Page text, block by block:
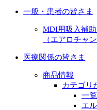
一般・患者の皆さま
MDI用吸入補
（エアロチャ
医療関係の皆さま
商品情報
カテゴリ
一
エ